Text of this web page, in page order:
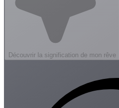
Découvrir la signification de mon rêve